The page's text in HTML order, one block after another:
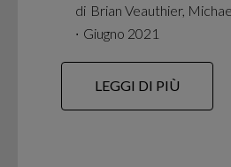
di Brian Veauthier,
∙ Giugno 2021
LEGGI DI PIÙ